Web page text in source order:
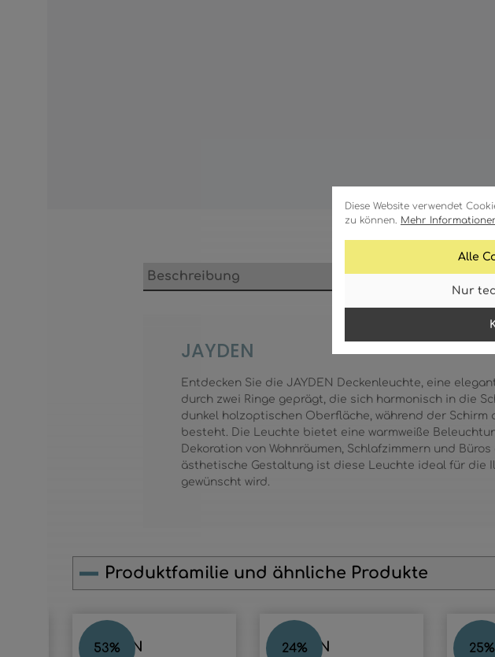
Diese Website verwendet
zu können. Mehr
Alle
Nur
Beschreibung Merkmale
JAYDEN
Entdecken Sie die JAYDEN Deckenleuchte, eine
durch zwei Ringe geprägt, die sich harmonisch in die
dunkel holzoptischen Oberfläche, während der
besteht. Die Leuchte bietet eine warmweiße
Dekoration von Wohnräumen, Schlafzimmern und
ästhetische Gestaltung ist diese Leuchte ideal für die
gewünscht wird.
Produktfamilie und ähnliche Produkte
Produktgalerie überspringen
53%
JAYDEN 24%
JAYDEN 25%